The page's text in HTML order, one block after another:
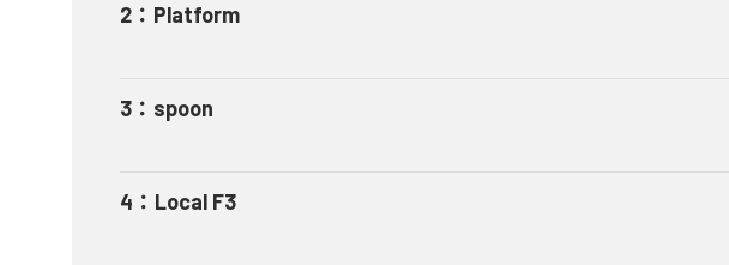
2 ： Platform
3 ： spoon
4 ： Local F3